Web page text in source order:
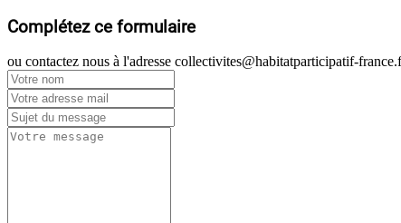
Complétez ce formulaire
ou contactez nous à l'adresse collectivites@habitatparticipatif-